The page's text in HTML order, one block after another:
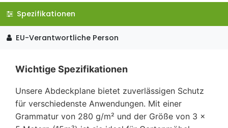
Spezifikationen
EU-Verantwortliche Person
Wichtige Spezifikationen
Unsere Abdeckplane bietet zuverlässigen Schutz
für verschiedenste Anwendungen. Mit einer
Grammatur von 280 g/m² und der Größe von 3 x